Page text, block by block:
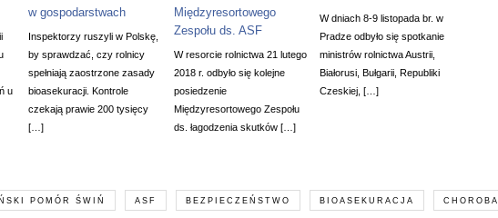
u
w gospodarstwach
Inspektorzy ruszyli w Polskę,
by sprawdzać, czy rolnicy
spełniają zaostrzone zasady
bioasekuracji. Kontrole
czekają prawie 200 tysięcy
[…]
Międzyresortowego
Zespołu ds. ASF
W resorcie rolnictwa 21 lutego
2018 r. odbyło się kolejne
posiedzenie
Międzyresortowego Zespołu
ds. łagodzenia skutków […]
W dniach 8-9 listopada br. w
Pradze odbyło się spotkanie
ministrów rolnictwa Austrii,
Białorusi, Bułgarii, Republiki
Czeskiej, […]
POMÓR ŚWIŃ ASF BEZPIECZEŃSTWO BIOASEKURACJA CHOROBA